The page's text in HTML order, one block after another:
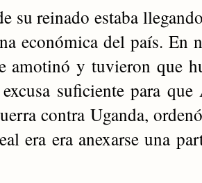
su reinado estaba
económica del país. En
amotinó y tuvieron que
suficiente para
contra Uganda,
era era anexarse una